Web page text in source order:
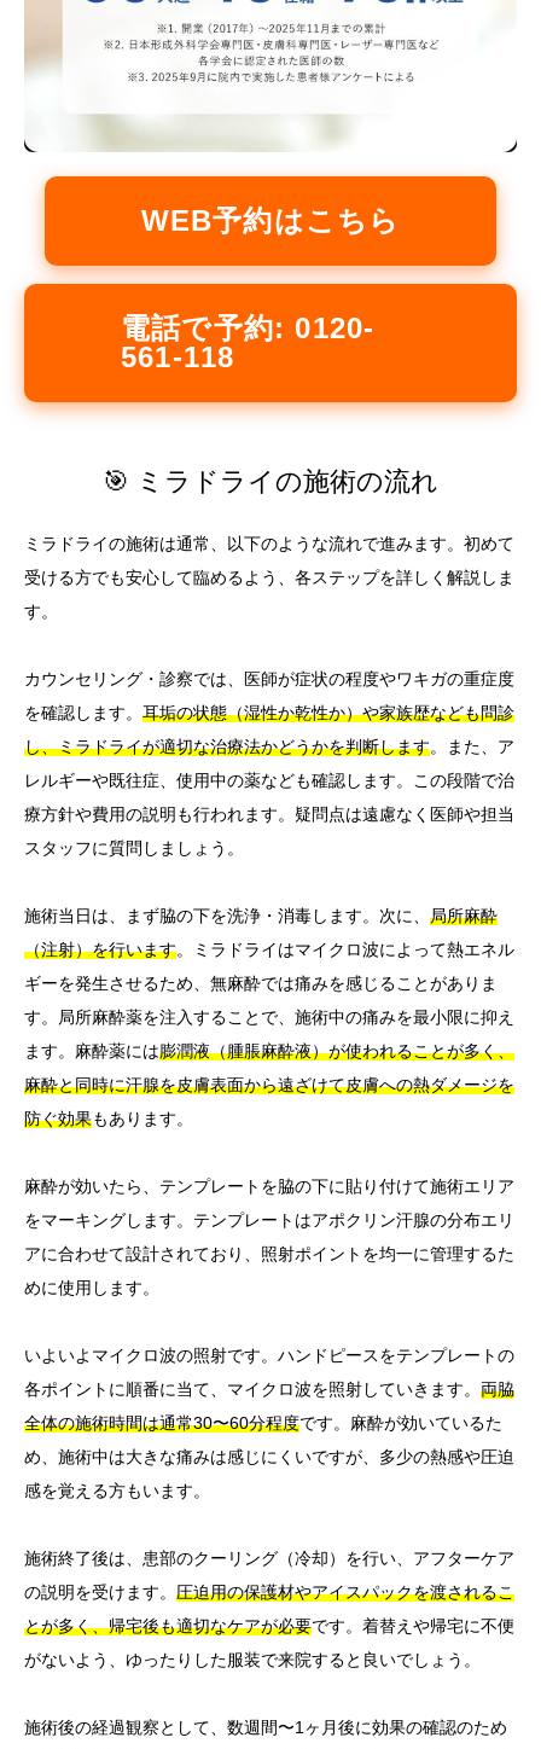
WEB予約はこちら
電話で予約: 0120-
561-118
🎯 ミラドライの施術の流れ
ミラドライの施術は通常、以下のような流れで進みます。初めて
受ける方でも安心して臨めるよう、各ステップを詳しく解説しま
す。
カウンセリング・診察では、医師が症状の程度やワキガの重症度
を確認します。 耳垢の状態（湿性か乾性か）や家族歴なども問診
し、ミラドライが適切な治療法かどうかを判断します。また、ア
レルギーや既往症、使用中の薬なども確認します。この段階で治
療方針や費用の説明も行われます。疑問点は遠慮なく医師や担当
スタッフに質問しましょう。
施術当日は、まず脇の下を洗浄・消毒します。次に、 局所麻酔
（注射）を行います。ミラドライはマイクロ波によって熱エネル
ギーを発生させるため、無麻酔では痛みを感じることがありま
す。局所麻酔薬を注入することで、施術中の痛みを最小限に抑え
ます。麻酔薬には膨潤液（腫脹麻酔液）が使われることが多く、
麻酔と同時に汗腺を皮膚表面から遠ざけて皮膚への熱ダメージを
防ぐ効果もあります。
麻酔が効いたら、テンプレートを脇の下に貼り付けて施術エリア
をマーキングします。テンプレートはアポクリン汗腺の分布エリ
アに合わせて設計されており、照射ポイントを均一に管理するた
めに使用します。
いよいよマイクロ波の照射です。ハンドピースをテンプレートの
各ポイントに順番に当て、マイクロ波を照射していきます。 両脇
全体の施術時間は通常30〜60分程度です。麻酔が効いているた
め、施術中は大きな痛みは感じにくいですが、多少の熱感や圧迫
感を覚える方もいます。
施術終了後は、患部のクーリング（冷却）を行い、アフターケア
の説明を受けます。 圧迫用の保護材やアイスパックを渡されるこ
とが多く、帰宅後も適切なケアが必要です。着替えや帰宅に不便
がないよう、ゆったりした服装で来院すると良いでしょう。
施術後の経過観察として、数週間〜1ヶ月後に効果の確認のため